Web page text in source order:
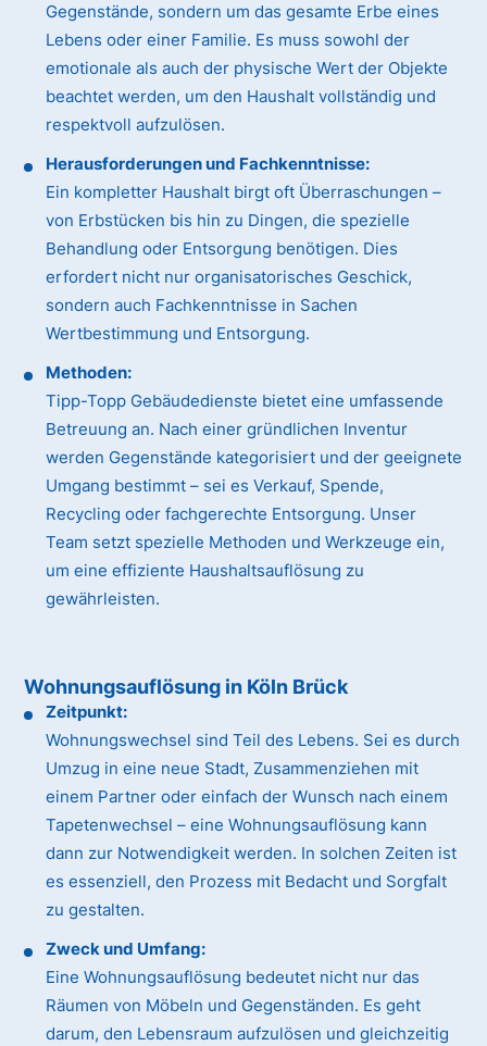
Gegenstände, sondern um das gesamte Erbe eines
Lebens oder einer Familie. Es muss sowohl der
emotionale als auch der physische Wert der Objekte
beachtet werden, um den Haushalt vollständig und
respektvoll aufzulösen.
Herausforderungen und Fachkenntnisse:
Ein kompletter Haushalt birgt oft Überraschungen –
von Erbstücken bis hin zu Dingen, die spezielle
Behandlung oder Entsorgung benötigen. Dies
erfordert nicht nur organisatorisches Geschick,
sondern auch Fachkenntnisse in Sachen
Wertbestimmung und Entsorgung.
Methoden:
Tipp-Topp Gebäudedienste bietet eine umfassende
Betreuung an. Nach einer gründlichen Inventur
werden Gegenstände kategorisiert und der geeignete
Umgang bestimmt – sei es Verkauf, Spende,
Recycling oder fachgerechte Entsorgung. Unser
Team setzt spezielle Methoden und Werkzeuge ein,
um eine effiziente Haushaltsauflösung zu
gewährleisten.
Wohnungsauflösung in Köln Brück
Zeitpunkt:
Wohnungswechsel sind Teil des Lebens. Sei es durch
Umzug in eine neue Stadt, Zusammenziehen mit
einem Partner oder einfach der Wunsch nach einem
Tapetenwechsel – eine Wohnungsauflösung kann
dann zur Notwendigkeit werden. In solchen Zeiten ist
es essenziell, den Prozess mit Bedacht und Sorgfalt
zu gestalten.
Zweck und Umfang:
Eine Wohnungsauflösung bedeutet nicht nur das
Räumen von Möbeln und Gegenständen. Es geht
darum, den Lebensraum aufzulösen und gleichzeitig